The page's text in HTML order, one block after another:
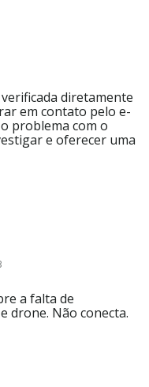
diretamente
em contato pelo e-
problema com o
e oferecer uma
a falta de
drone. Não conecta.